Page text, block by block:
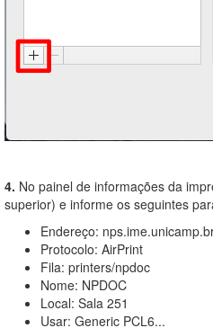
4. No painel de informações da
superior) e informe os seguintes
Endereço:
Protocolo: AirPrint
Fila: printers/npdoc
Nome: NPDOC
Local: Sala 251
Usar: Generic PCL6...